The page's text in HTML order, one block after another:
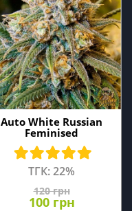
Auto White Russian
Feminised
ТГК: 22%
120 грн
100 грн